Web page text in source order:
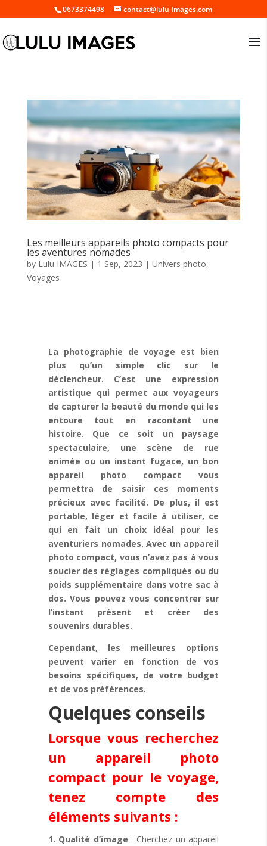
0673374498 contact@lulu-images.com
Les meilleurs appareils photo compacts pour
les aventures nomades
by Lulu IMAGES | 1 Sep, 2023 | Univers photo,
Voyages
La photographie de voyage est bien
plus qu’un simple clic sur le
déclencheur. C’est une expression
artistique qui permet aux voyageurs
de capturer la beauté du monde qui les
entoure tout en racontant une
histoire. Que ce soit un paysage
spectaculaire, une scène de rue
animée ou un instant fugace, un bon
appareil photo compact vous
permettra de saisir ces moments
précieux avec facilité. De plus, il est
portable, léger et facile à utiliser, ce
qui en fait un choix idéal pour les
aventuriers nomades. Avec un appareil
photo compact, vous n’avez pas à vous
soucier des réglages compliqués ou du
poids supplémentaire dans votre sac à
dos. Vous pouvez vous concentrer sur
l’instant présent et créer des
souvenirs durables.
Cependant, les meilleures options
peuvent varier en fonction de vos
besoins spécifiques, de votre budget
et de vos préférences.
Quelques conseils
Lorsque vous recherchez
un appareil photo
compact pour le voyage,
tenez compte des
éléments suivants :
1. Qualité d’image : Cherchez un appareil